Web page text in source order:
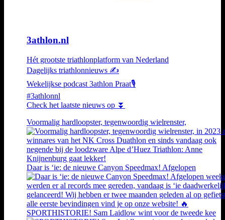
3athlon.nl
Hét grootste triathlonplatform van Nederland
Dagelijks triathlonnieuws ✍️
Wekelijkse podcast 3athlon Praat🎙️
#3athlonnl
Check het laatste nieuws op ⏬
Voormalig hardloopster, tegenwoordig wielrenster,
Daar is ‘ie: de nieuwe Canyon Speedmax! Afgelopen
SPORTHISTORIE! Sam Laidlow wint voor de tweede kee